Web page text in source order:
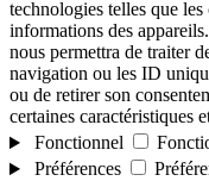
technologies telles que
informations des
nous permettra de traiter
navigation ou les ID
ou de retirer son
certaines caractéristiques
Fonctionnel
Préférences